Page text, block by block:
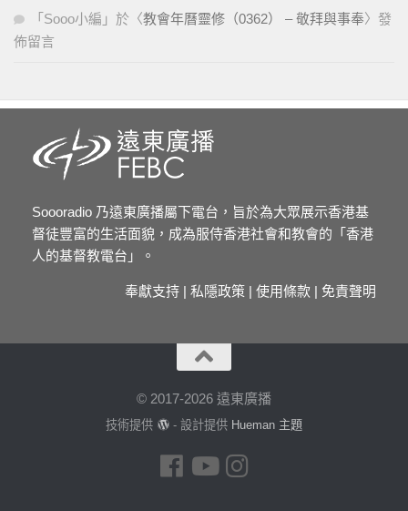
「 Sooo小編 」於〈教會年曆靈修（0362） – 敬拜與事奉〉發
佈留言
Soooradio 乃遠東廣播屬下電台，旨於為大眾展示香港基
督徒豐富的生活面貌，成為服侍香港社會和教會的「香港
人的基督教電台」。
奉獻支持 | 私隱政策 | 使用條款 | 免責聲明
© 2017-2026 遠東廣播
技術提供 - 設計提供 Hueman 主題